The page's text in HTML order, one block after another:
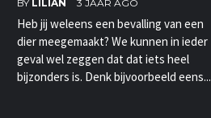
BY LILIAN 3 JAAR AGO
Heb jij weleens een bevalling van een
dier meegemaakt? We kunnen in ieder
geval wel zeggen dat dat iets heel
bijzonders is. Denk bijvoorbeeld eens...